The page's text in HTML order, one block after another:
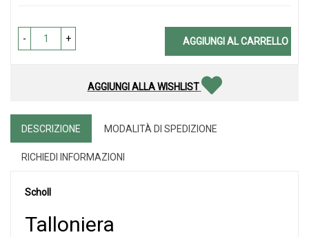
- + AGGIUNGI AL CARRELLO
AGGIUNGI ALLA WISHLIST
DESCRIZIONE MODALITÀ DI SPEDIZIONE
RICHIEDI INFORMAZIONI
Scholl
Talloniera